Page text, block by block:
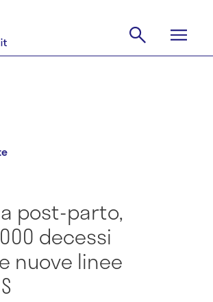
post-parto,
decessi
nuove linee